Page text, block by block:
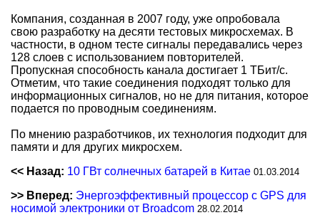
Компания, созданная в 2007 году, уже опробовала
свою разработку на десяти тестовых микросхемах. В
частности, в одном тесте сигналы передавались через
128 слоев с использованием повторителей.
Пропускная способность канала достигает 1 ТБит/с.
Отметим, что такие соединения подходят только для
информационных сигналов, но не для питания, которое
подается по проводным соединениям.
По мнению разработчиков, их технология подходит для
памяти и для других микросхем.
<< Назад: 10 ГВт солнечных батарей в Китае 01.03.2014
>> Вперед: Энергоэффективный процессор с GPS для
носимой электроники от Broadcom 28.02.2014